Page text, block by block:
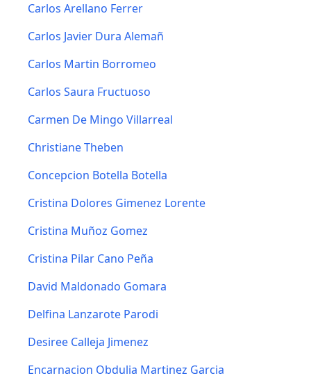
Carlos Arellano Ferrer
Carlos Javier Dura Alemañ
Carlos Martin Borromeo
Carlos Saura Fructuoso
Carmen De Mingo Villarreal
Christiane Theben
Concepcion Botella Botella
Cristina Dolores Gimenez Lorente
Cristina Muñoz Gomez
Cristina Pilar Cano Peña
David Maldonado Gomara
Delfina Lanzarote Parodi
Desiree Calleja Jimenez
Encarnacion Obdulia Martinez Garcia